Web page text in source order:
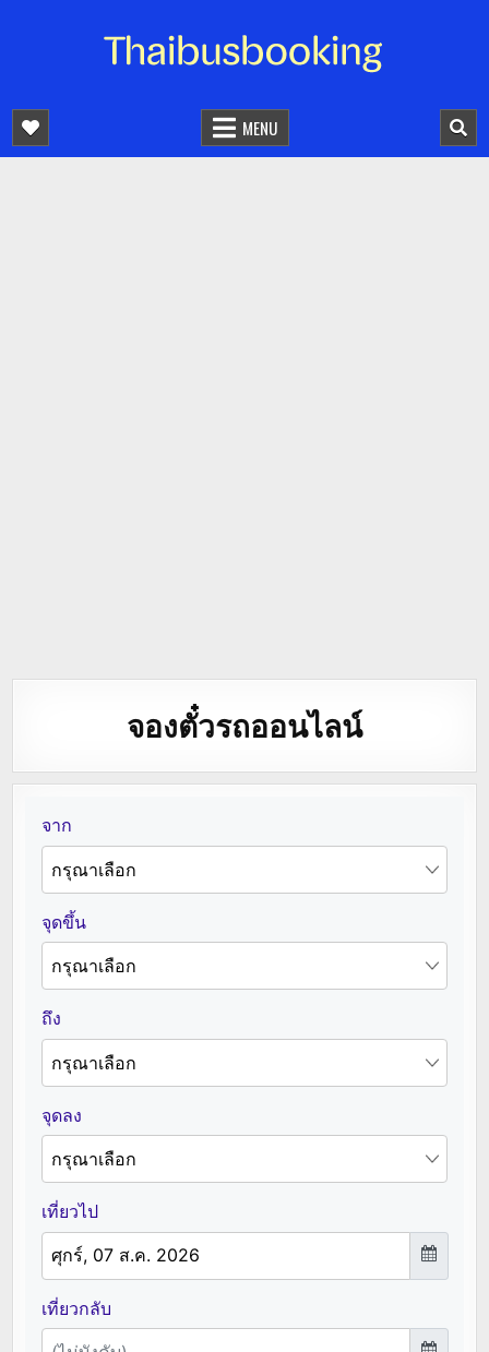
จองตั๋วรถออนไลน์ 24 ชั่วโมง
MENU
จองตั๋วรถออนไลน์